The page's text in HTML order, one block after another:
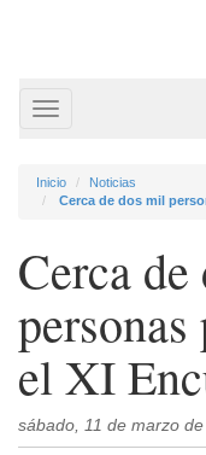
Toggle
navigation
Inicio
Noticias
Cerca de dos mil
Cerca
el XI
sábado, 11 de marzo